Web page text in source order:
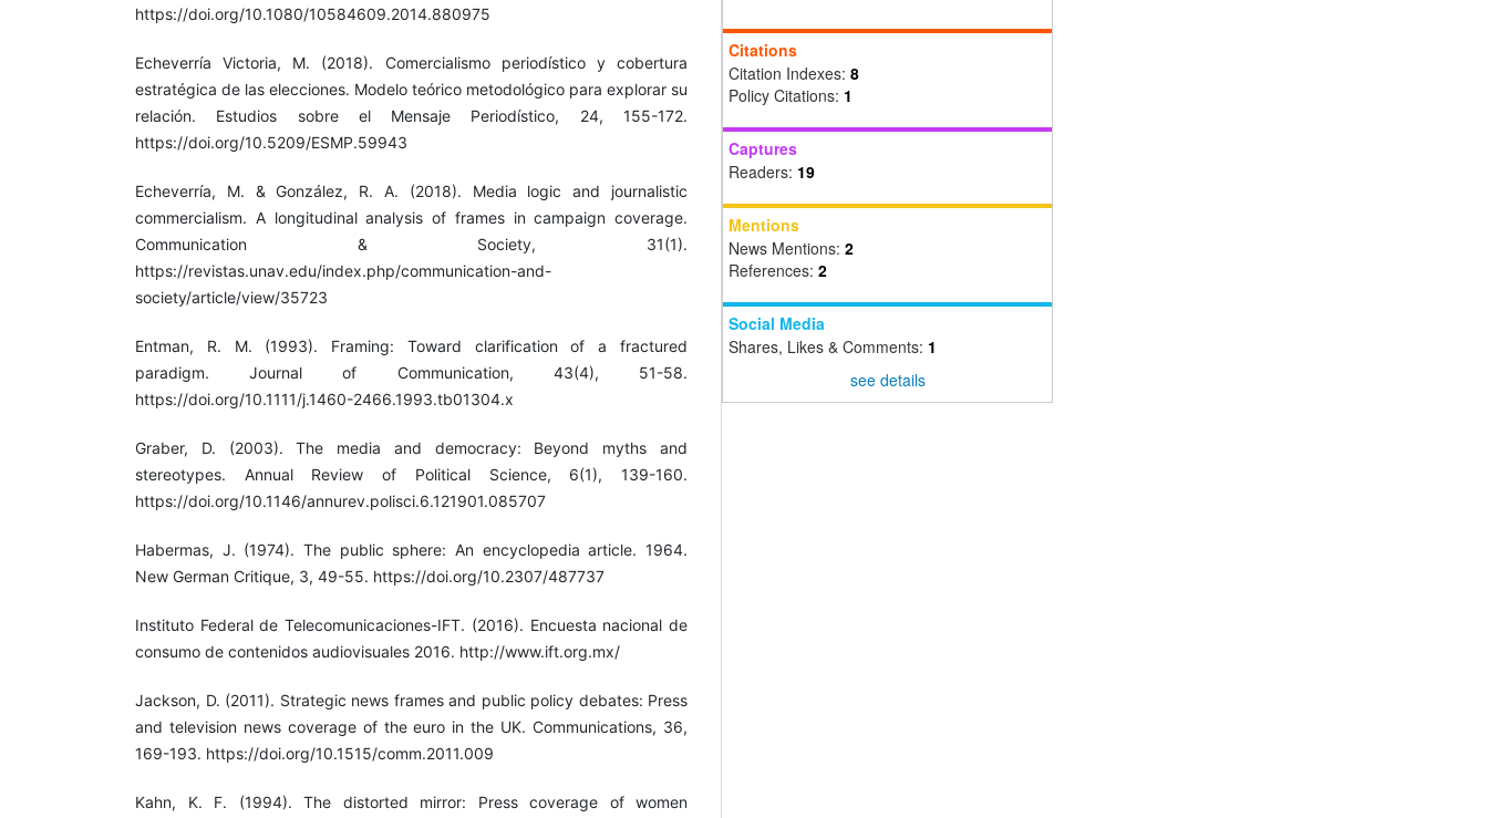
https://doi.org/10.1080/10584609.2014.880975
Echeverría Victoria, M. (2018). Comercialismo periodístico y cobertura
estratégica de las elecciones. Modelo teórico metodológico para explorar su
relación. Estudios sobre el Mensaje Periodístico, 24, 155-172.
https://doi.org/10.5209/ESMP.59943
Echeverría, M. & González, R. A. (2018). Media logic and journalistic
commercialism. A longitudinal analysis of frames in campaign coverage.
Communication & Society, 31(1).
https://revistas.unav.edu/index.php/communication-and-
society/article/view/35723
Entman, R. M. (1993). Framing: Toward clarification of a fractured
paradigm. Journal of Communication, 43(4), 51-58.
https://doi.org/10.1111/j.1460-2466.1993.tb01304.x
Graber, D. (2003). The media and democracy: Beyond myths and
stereotypes. Annual Review of Political Science, 6(1), 139-160.
https://doi.org/10.1146/annurev.polisci.6.121901.085707
Habermas, J. (1974). The public sphere: An encyclopedia article. 1964.
New German Critique, 3, 49-55. https://doi.org/10.2307/487737
Instituto Federal de Telecomunicaciones-IFT. (2016). Encuesta nacional de
consumo de contenidos audiovisuales 2016. http://www.ift.org.mx/
Jackson, D. (2011). Strategic news frames and public policy debates: Press
and television news coverage of the euro in the UK. Communications, 36,
169-193. https://doi.org/10.1515/comm.2011.009
Kahn, K. F. (1994). The distorted mirror: Press coverage of women
Citations
Citation Indexes: 8
Policy Citations: 1
Captures
Readers: 19
Mentions
News Mentions: 2
References: 2
Social Media
Shares, Likes & Comments: 1
see details